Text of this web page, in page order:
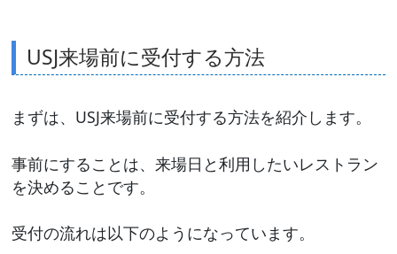
USJ来場前に受付する方法
まずは、USJ来場前に受付する方法を紹介します。
事前にすることは、来場日と利用したいレストラン
を決めることです。
受付の流れは以下のようになっています。